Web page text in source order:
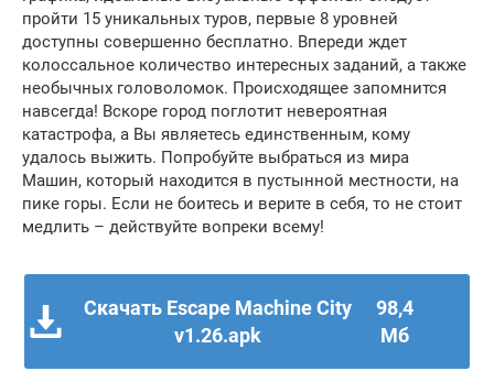
пройти 15 уникальных туров, первые 8 уровней
доступны совершенно бесплатно. Впереди ждет
колоссальное количество интересных заданий, а также
необычных головоломок. Происходящее запомнится
навсегда! Вскоре город поглотит невероятная
катастрофа, а Вы являетесь единственным, кому
удалось выжить. Попробуйте выбраться из мира
Машин, который находится в пустынной местности, на
пике горы. Если не боитесь и верите в себя, то не стоит
медлить – действуйте вопреки всему!
Скачать Escape Machine City
v1.26.apk
98,4
Мб